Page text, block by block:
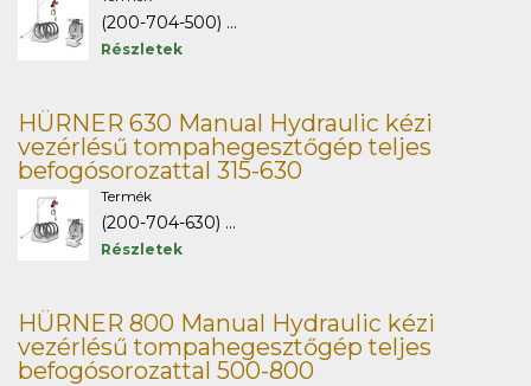
(200-704-500) ...
Részletek
HÜRNER 630 Manual Hydraulic kézi
vezérlésű tompahegesztőgép teljes
befogósorozattal 315-630
Termék
(200-704-630) ...
Részletek
HÜRNER 800 Manual Hydraulic kézi
vezérlésű tompahegesztőgép teljes
befogósorozattal 500-800